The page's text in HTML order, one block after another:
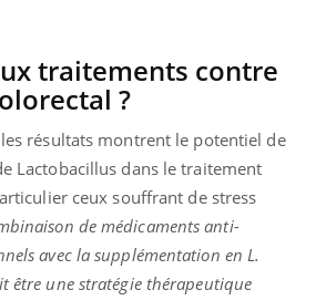
traitements contre
?
résultats montrent le potentiel de
Lactobacillus dans le traitement
ceux souffrant de stress
de médicaments anti-
avec la supplémentation en L.
être une stratégie thérapeutique